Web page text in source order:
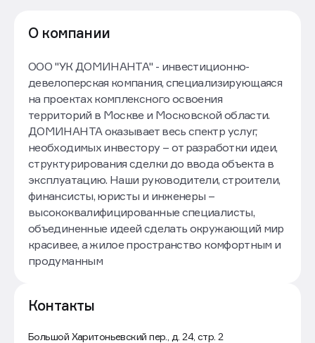
О компании
ООО "УК ДОМИНАНТА" - инвестиционно-
девелоперская компания, специализирующаяся
на проектах комплексного освоения
территорий в Москве и Московской области.
ДОМИНАНТА оказывает весь спектр услуг,
необходимых инвестору – от разработки идеи,
структурирования сделки до ввода объекта в
эксплуатацию. Наши руководители, строители,
финансисты, юристы и инженеры –
высококвалифицированные специалисты,
объединенные идеей сделать окружающий мир
красивее, а жилое пространство комфортным и
продуманным
Контакты
Большой Харитоньевский пер., д. 24, стр. 2